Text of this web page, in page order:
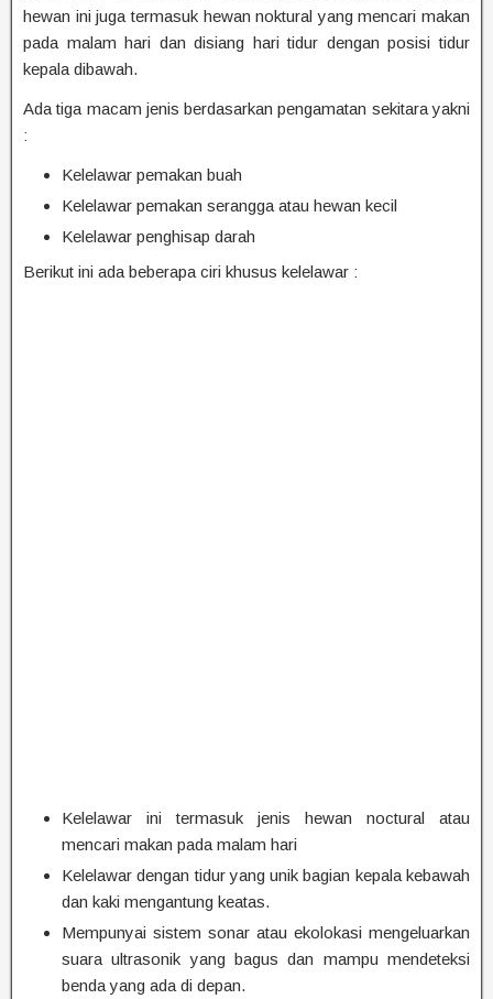
hewan ini juga termasuk hewan noktural yang mencari makan
pada malam hari dan disiang hari tidur dengan posisi tidur
kepala dibawah.
Ada tiga macam jenis berdasarkan pengamatan sekitara yakni
:
Kelelawar pemakan buah
Kelelawar pemakan serangga atau hewan kecil
Kelelawar penghisap darah
Berikut ini ada beberapa ciri khusus kelelawar :
Kelelawar ini termasuk jenis hewan noctural atau
mencari makan pada malam hari
Kelelawar dengan tidur yang unik bagian kepala kebawah
dan kaki mengantung keatas.
Mempunyai sistem sonar atau ekolokasi mengeluarkan
suara ultrasonik yang bagus dan mampu mendeteksi
benda yang ada di depan.